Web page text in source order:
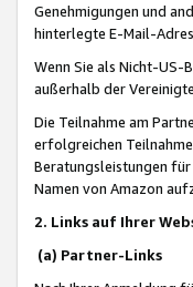
Genehmigungen und
hinterlegte E-Mail-
Wenn Sie als Nicht-US-
außerhalb der
Die Teilnahme am
erfolgreichen
Beratungsleistungen für
Namen von Amazon
2. Links auf Ihrer
(a) Partner-Links